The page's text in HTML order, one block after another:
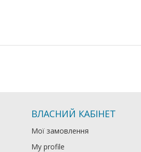
ВЛАСНИЙ КАБІНЕТ
Мої замовлення
My profile